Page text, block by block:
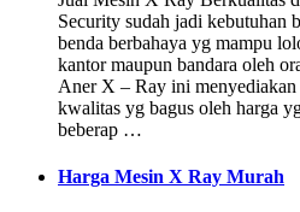
Security sudah jadi kebutuhan
benda berbahaya yg mampu
kantor maupun bandara oleh
Aner X – Ray ini
kwalitas yg bagus oleh harga
beberap …
Harga Mesin X Ray Murah